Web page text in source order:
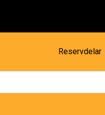
Reservdelar